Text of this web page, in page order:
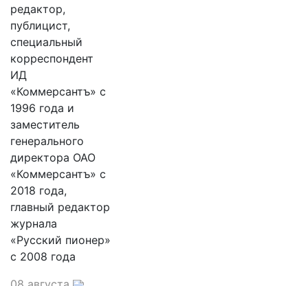
редактор,
публицист,
специальный
корреспондент
ИД
«Коммерсантъ» с
1996 года и
заместитель
генерального
директора ОАО
«Коммерсантъ» с
2018 года,
главный редактор
журнала
«Русский пионер»
с 2008 года